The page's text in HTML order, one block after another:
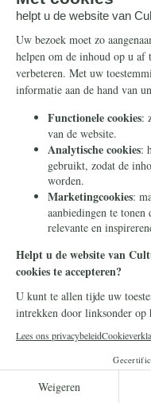
Geopolitiek
Deze
in Rusland
werden
in
Rusland werft
voor zijn oorlog